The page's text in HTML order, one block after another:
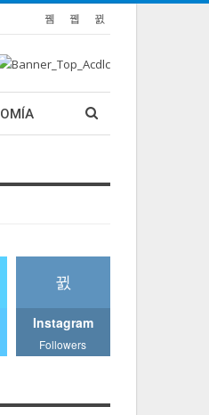
Instagram
Followers